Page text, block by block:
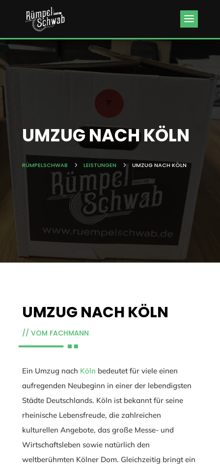
Kundenbewertungen & Erfahrungen. Mehr Infos anzeigen.
UMZUG NACH KÖLN
RÜMPELSCHWAB 5 LEISTUNGEN 5 UMZUG NACH KÖLN
UMZUG NACH KÖLN
// VOM FACHMANN
Ein Umzug nach Köln bedeutet für viele einen
aufregenden Neubeginn in einer der lebendigsten
Städte Deutschlands. Köln ist bekannt für seine
rheinische Lebensfreude, die zahlreichen
kulturellen Angebote, das große Messe- und
Wirtschaftsleben sowie natürlich den
weltberühmten Kölner Dom. Gleichzeitig bringt ein